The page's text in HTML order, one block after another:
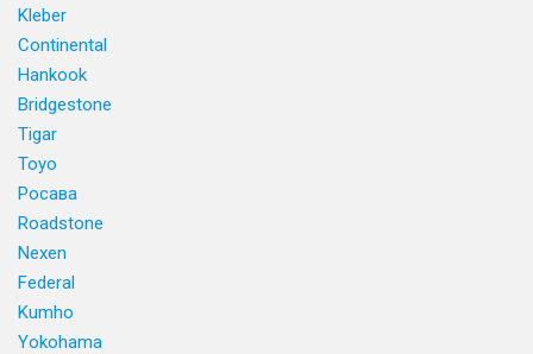
Kleber
Continental
Hankook
Bridgestone
Tigar
Toyo
Росава
Roadstone
Nexen
Federal
Kumho
Yokohama